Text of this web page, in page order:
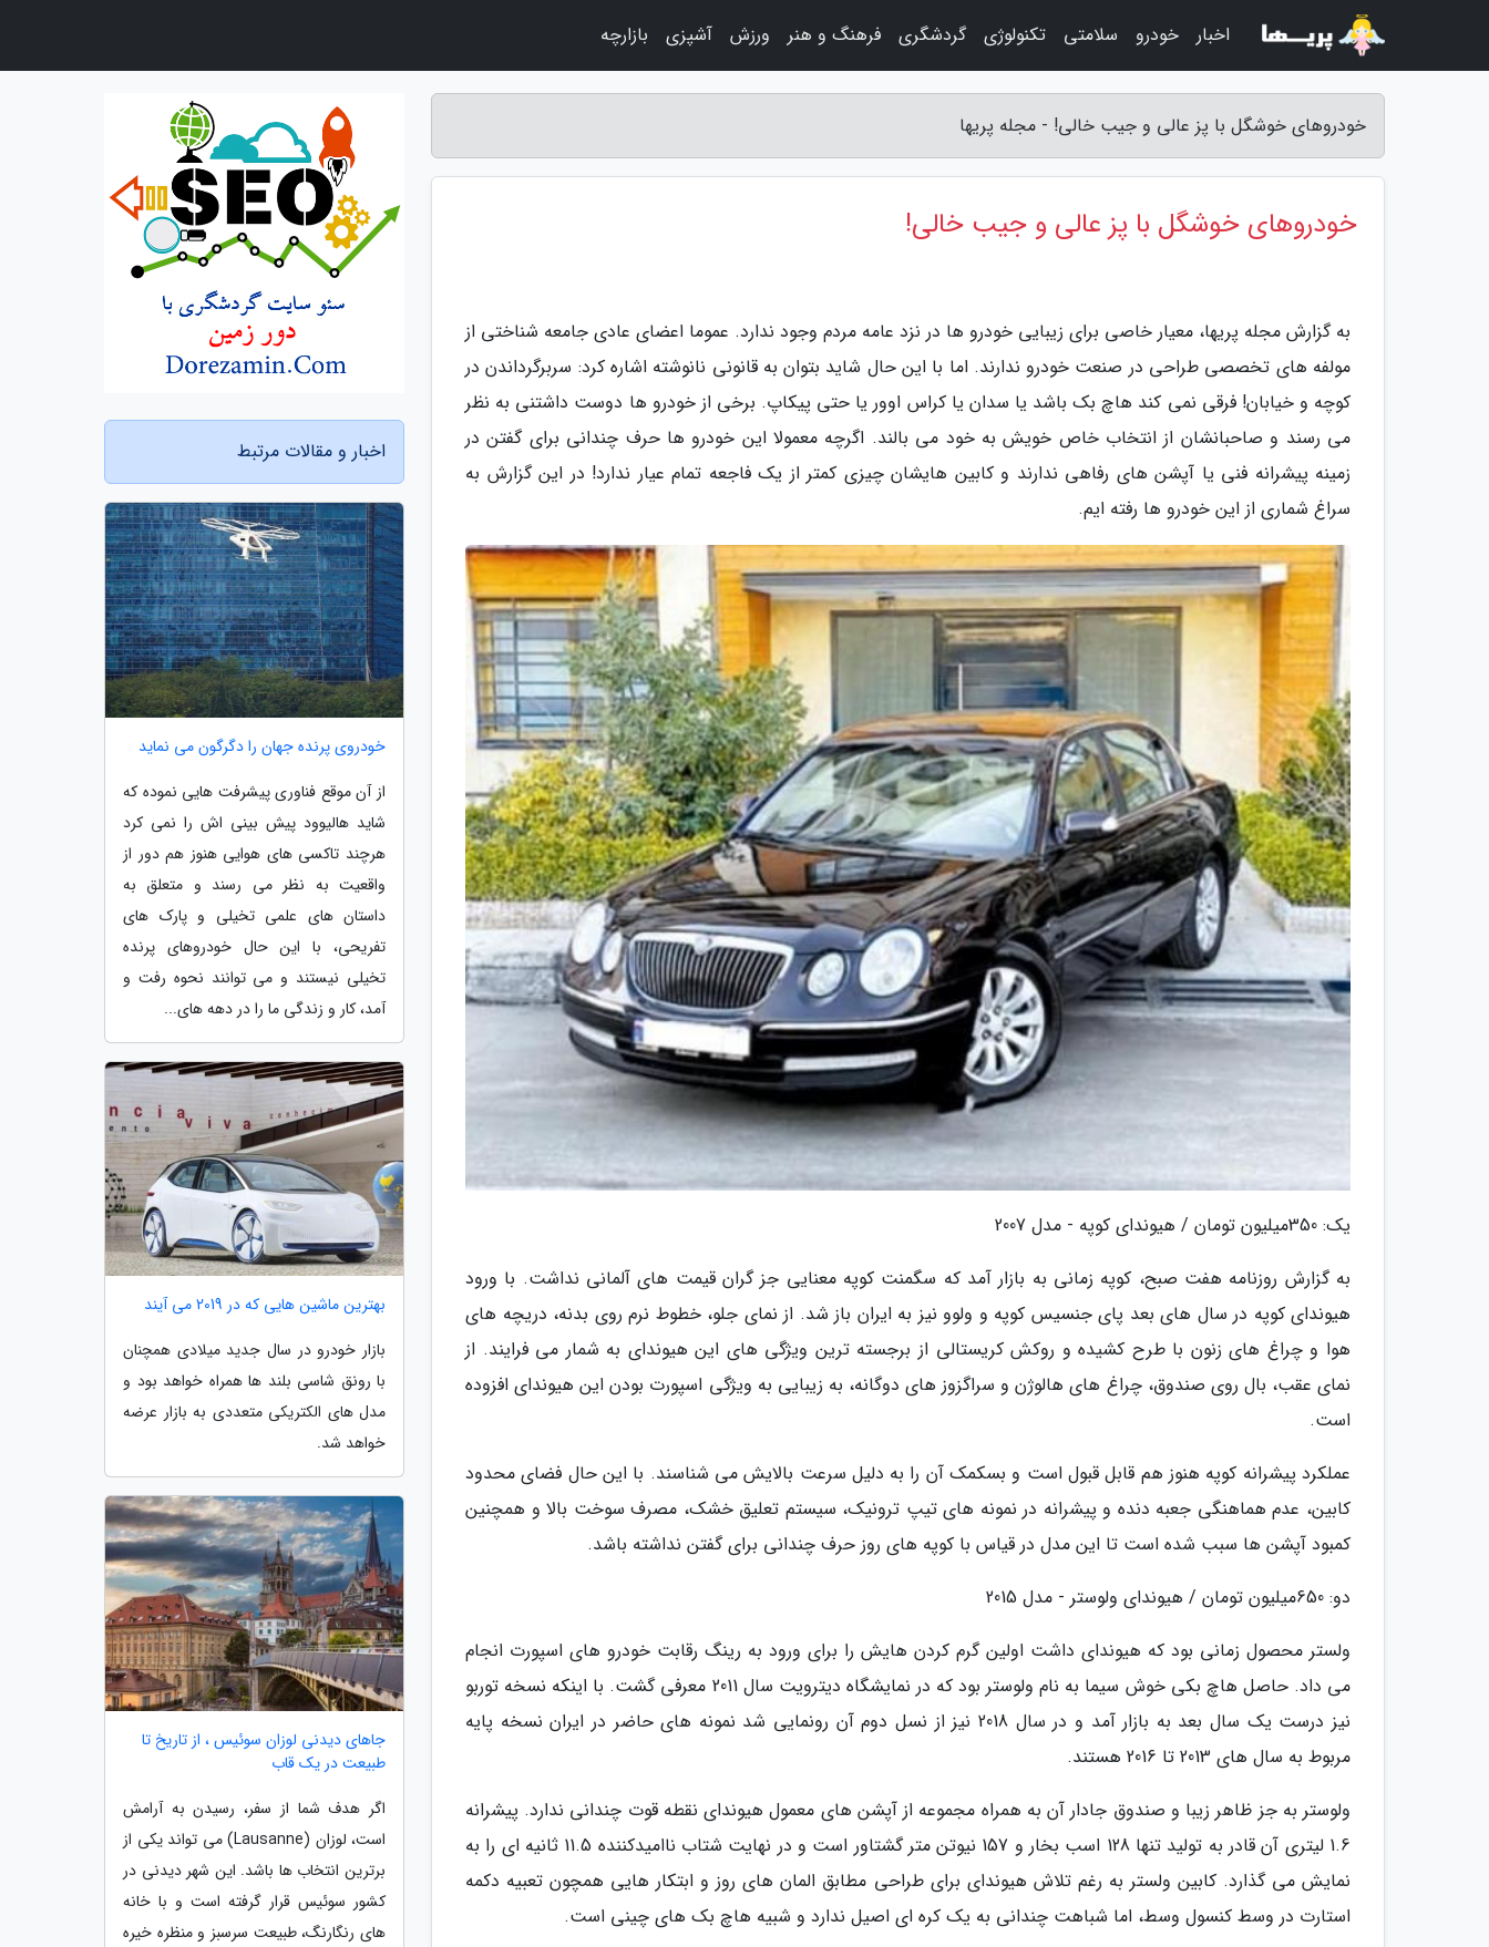
خودروهای خوشگل با پز عالی و جیب خالی! - مجله پریها
خودروهای خوشگل با پز عالی و جیب خالی!
به گزارش مجله پریها، معیار خاصی برای زیبایی خودرو ها در نزد عامه مردم وجود ندارد. عموما اعضای عادی جامعه شناختی از
مولفه های تخصصی طراحی در صنعت خودرو ندارند. اما با این حال شاید بتوان به قانونی نانوشته اشاره کرد: سربرگرداندن در
کوچه و خیابان! فرقی نمی کند هاچ بک باشد یا سدان یا کراس اوور یا حتی پیکاپ. برخی از خودرو ها دوست داشتنی به نظر
می رسند و صاحبانشان از انتخاب خاص خویش به خود می بالند. اگرچه معمولا این خودرو ها حرف چندانی برای گفتن در
زمینه پیشرانه فنی یا آپشن های رفاهی ندارند و کابین هایشان چیزی کمتر از یک فاجعه تمام عیار ندارد! در این گزارش به
سراغ شماری از این خودرو ها رفته ایم.
یک: 350میلیون تومان / هیوندای کوپه - مدل 2007
به گزارش روزنامه هفت صبح، کوپه زمانی به بازار آمد که سگمنت کوپه معنایی جز گران قیمت های آلمانی نداشت. با ورود
هیوندای کوپه در سال های بعد پای جنسیس کوپه و ولوو نیز به ایران باز شد. از نمای جلو، خطوط نرم روی بدنه، دریچه های
هوا و چراغ های زنون با طرح کشیده و روکش کریستالی از برجسته ترین ویژگی های این هیوندای به شمار می فرایند. از
نمای عقب، بال روی صندوق، چراغ های هالوژن و سراگزوز های دوگانه، به زیبایی به ویژگی اسپورت بودن این هیوندای افزوده
است.
عملکرد پیشرانه کوپه هنوز هم قابل قبول است و بسکمک آن را به دلیل سرعت بالایش می شناسند. با این حال فضای محدود
کابین، عدم هماهنگی جعبه دنده و پیشرانه در نمونه های تیپ ترونیک، سیستم تعلیق خشک، مصرف سوخت بالا و همچنین
کمبود آپشن ها سبب شده است تا این مدل در قیاس با کوپه های روز حرف چندانی برای گفتن نداشته باشد.
دو: 650میلیون تومان / هیوندای ولوستر - مدل 2015
ولستر محصول زمانی بود که هیوندای داشت اولین گرم کردن هایش را برای ورود به رینگ رقابت خودرو های اسپورت انجام
می داد. حاصل هاچ بکی خوش سیما به نام ولوستر بود که در نمایشگاه دیترویت سال 2011 معرفی گشت. با اینکه نسخه توربو
نیز درست یک سال بعد به بازار آمد و در سال 2018 نیز از نسل دوم آن رونمایی شد نمونه های حاضر در ایران نسخه پایه
مربوط به سال های 2013 تا 2016 هستند.
ولوستر به جز ظاهر زیبا و صندوق جادار آن به همراه مجموعه از آپشن های معمول هیوندای نقطه قوت چندانی ندارد. پیشرانه
1.6 لیتری آن قادر به تولید تنها 128 اسب بخار و 157 نیوتن متر گشتاور است و در نهایت شتاب ناامیدکننده 11.5 ثانیه ای را به
نمایش می گذارد. کابین ولستر به رغم تلاش هیوندای برای طراحی مطابق المان های روز و ابتکار هایی همچون تعبیه دکمه
استارت در وسط کنسول وسط، اما شباهت چندانی به یک کره ای اصیل ندارد و شبیه هاچ بک های چینی است.
اخبار و مقالات مرتبط
خودروی پرنده جهان را دگرگون می نماید
از آن موقع فناوری پیشرفت هایی نموده که
شاید هالیوود پیش بینی اش را نمی کرد
هرچند تاکسی های هوایی هنوز هم دور از
واقعیت به نظر می رسند و متعلق به
داستان های علمی تخیلی و پارک های
تفریحی، با این حال خودروهای پرنده
تخیلی نیستند و می توانند نحوه رفت و
آمد، کار و زندگی ما را در دهه های...
بهترین ماشین هایی که در 2019 می آیند
بازار خودرو در سال جدید میلادی همچنان
با رونق شاسی بلند ها همراه خواهد بود و
مدل های الکتریکی متعددی به بازار عرضه
خواهد شد.
جاهای دیدنی لوزان سوئیس ، از تاریخ تا
طبیعت در یک قاب
اگر هدف شما از سفر، رسیدن به آرامش
است، لوزان (Lausanne) می تواند یکی از
برترین انتخاب ها باشد. این شهر دیدنی در
کشور سوئیس قرار گرفته است و با خانه
های رنگارنگ، طبیعت سرسبز و منظره خیره
اخبار خودرو سلامتی تکنولوژی گردشگری فرهنگ و هنر ورزش آشپزی بازارچه